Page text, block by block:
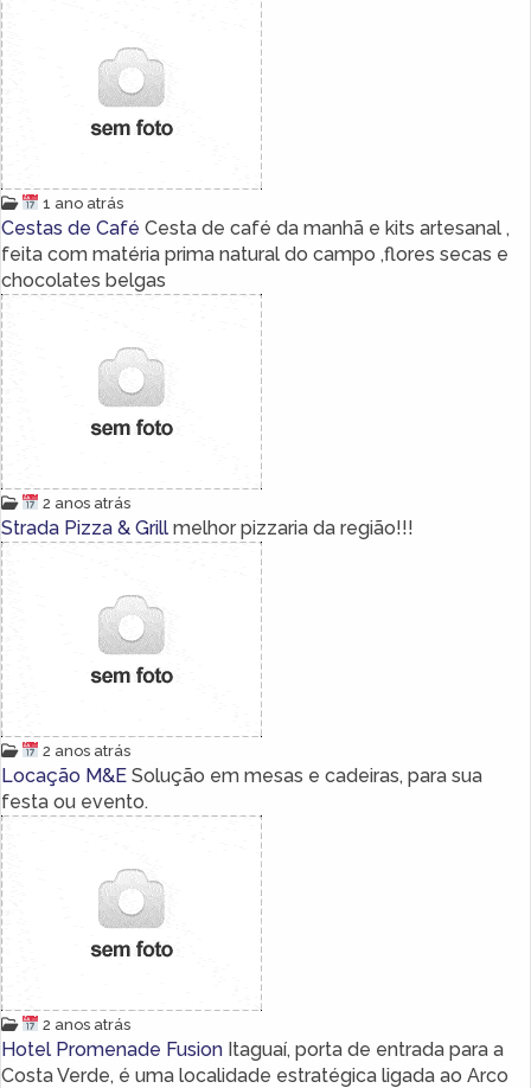
1 ano atrás
Cestas de Café Cesta de café da manhã e kits artesanal ,
feita com matéria prima natural do campo ,flores secas e
chocolates belgas
2 anos atrás
Strada Pizza & Grill melhor pizzaria da região!!!
2 anos atrás
Locação M&E Solução em mesas e cadeiras, para sua
festa ou evento.
2 anos atrás
Hotel Promenade Fusion Itaguaí, porta de entrada para a
Costa Verde, é uma localidade estratégica ligada ao Arco